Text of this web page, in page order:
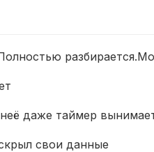
даже таймер
свои данные